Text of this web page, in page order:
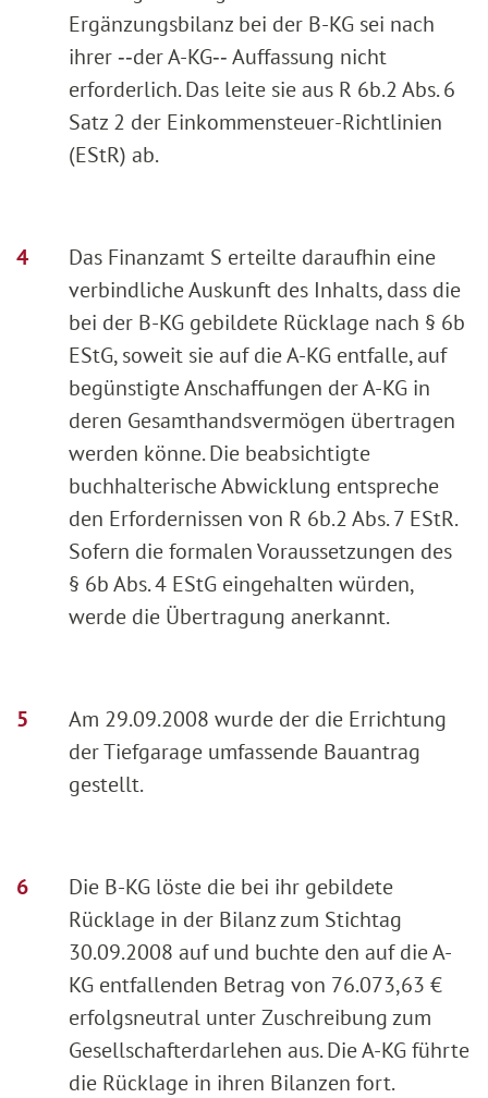
Ergänzungsbilanz bei der B-KG sei nach
ihrer ‑‑der A-KG‑‑ Auffassung nicht
erforderlich. Das leite sie aus R 6b.2 Abs. 6
Satz 2 der Einkommensteuer-Richtlinien
(EStR) ab.
Das Finanzamt S erteilte daraufhin eine
verbindliche Auskunft des Inhalts, dass die
bei der B-KG gebildete Rücklage nach § 6b
EStG, soweit sie auf die A-KG entfalle, auf
begünstigte Anschaffungen der A-KG in
deren Gesamthandsvermögen übertragen
werden könne. Die beabsichtigte
buchhalterische Abwicklung entspreche
den Erfordernissen von R 6b.2 Abs. 7 EStR.
Sofern die formalen Voraussetzungen des
§ 6b Abs. 4 EStG eingehalten würden,
werde die Übertragung anerkannt.
Am 29.09.2008 wurde der die Errichtung
der Tiefgarage umfassende Bauantrag
gestellt.
Die B-KG löste die bei ihr gebildete
Rücklage in der Bilanz zum Stichtag
30.09.2008 auf und buchte den auf die A-
KG entfallenden Betrag von 76.073,63 €
erfolgsneutral unter Zuschreibung zum
Gesellschafterdarlehen aus. Die A-KG führte
die Rücklage in ihren Bilanzen fort.